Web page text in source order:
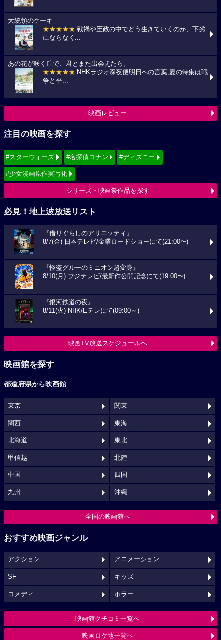
大統領のケーキ
★★★★★ 戦禍や圧政の中でどう生きていくのか、下劣
にならなく...
あの花が咲く丘で、君とまた出会えたら。
★★★★★ NHKラジオ深夜便明日への言葉,夏の特集は戦
争と平...
映画レビュー
注目の映画を探す
#スターウォーズ #名探偵コナン #ディズニー
#少女漫画原作実写化
シリーズ・映画祭作品を探す
必見！地上波放送リスト
『借りぐらしのアリエッティ』
8/7(金) 日本テレビ/金曜ロードショーにて(21:00〜)
『怪盗グルーのミニオン超変身』
8/10(月) フジテレビ/最新作公開記念にて(19:00〜)
『銀河鉄道の夜』
8/11(火) NHK/Eテレにて(09:00～)
映画TV放送スケジュールへ
映画館を探す
都道府県から映画館
東京 関東
関西 東海
北海道 東北
甲信越 北陸
中国 四国
九州 沖縄
全国の映画館へ
おすすめ映画ジャンル
アクション アニメーション
SF キッズ
コメディ ホラー
映画館クチコミ一覧へ
映画ロケ地一覧へ